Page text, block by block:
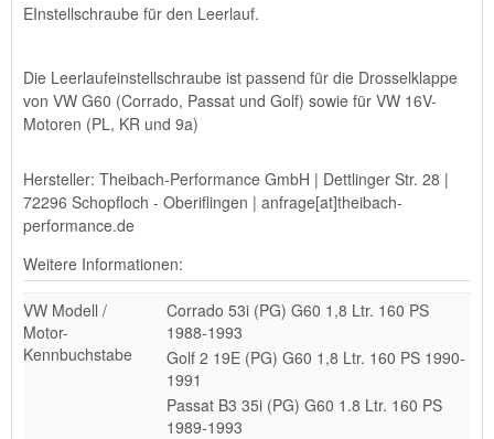
EInstellschraube für den Leerlauf.
Die Leerlaufeinstellschraube ist passend für die Drosselklappe
von VW G60 (Corrado, Passat und Golf) sowie für VW 16V-
Motoren (PL, KR und 9a)
Hersteller: Theibach-Performance GmbH | Dettlinger Str. 28 |
72296 Schopfloch - Oberiflingen | anfrage[at]theibach-
performance.de
Weitere Informationen:
VW Modell /
Motor-
Kennbuchstabe
Corrado 53i (PG) G60 1,8 Ltr. 160 PS
1988-1993
Golf 2 19E (PG) G60 1,8 Ltr. 160 PS 1990-
1991
Passat B3 35i (PG) G60 1.8 Ltr. 160 PS
1989-1993